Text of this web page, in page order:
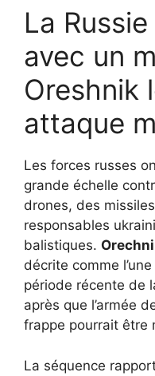
La
avec un
Oreshnik
attaque
Les forces russes
grande échelle
drones, des
responsables
balistiques.
décrite comme
période récente de
après que l’armée
frappe pourrait être
La séquence